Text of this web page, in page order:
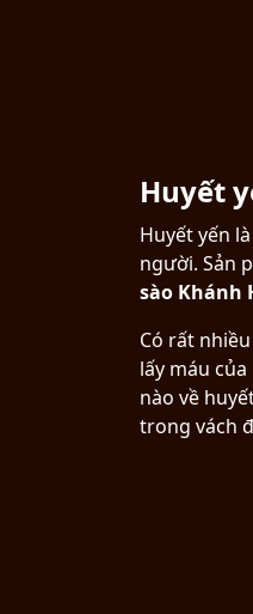
Huyết
Huyết yến
người. Sản
sào Khánh
Có rất
lấy máu
nào về
trong vách